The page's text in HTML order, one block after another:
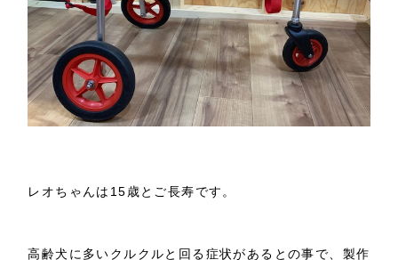
レオちゃんは15歳とご長寿です。
高齢犬に多いクルクルと回る症状があるとの事で、製作